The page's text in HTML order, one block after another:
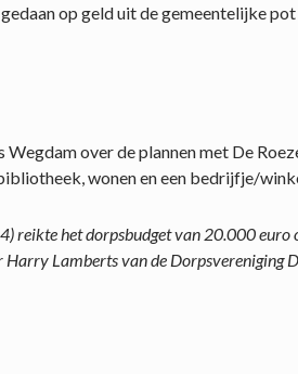
op geld uit de gemeentelijke pot
over de plannen met De
wonen en een bedrijfje/
reikte het dorpsbudget van 20.000 euro
Lamberts van de Dorpsvereniging